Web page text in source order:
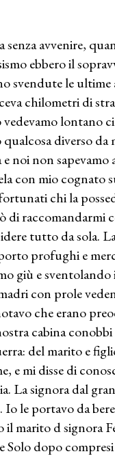
avvenire,
ebbero il
svendute le
chilometri di
vedevamo lontano
diverso
noi non
con mio cognato
chi la
raccomandarmi
tutto da sola.
profughi e
giù e
con prole
che erano
cabina
del marito e
e mi disse di
La signora dal
le portavo da
marito d signora
dopo